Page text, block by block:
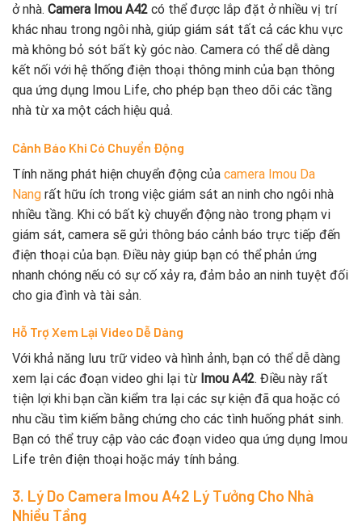
ở nhà. Camera Imou A42 có thể được lắp đặt ở nhiều vị trí
khác nhau trong ngôi nhà, giúp giám sát tất cả các khu vực
mà không bỏ sót bất kỳ góc nào. Camera có thể dễ dàng
kết nối với hệ thống điện thoại thông minh của bạn thông
qua ứng dụng Imou Life, cho phép bạn theo dõi các tầng
nhà từ xa một cách hiệu quả.
Cảnh Báo Khi Có Chuyển Động
Tính năng phát hiện chuyển động của camera Imou Da
Nang rất hữu ích trong việc giám sát an ninh cho ngôi nhà
nhiều tầng. Khi có bất kỳ chuyển động nào trong phạm vi
giám sát, camera sẽ gửi thông báo cảnh báo trực tiếp đến
điện thoại của bạn. Điều này giúp bạn có thể phản ứng
nhanh chóng nếu có sự cố xảy ra, đảm bảo an ninh tuyệt đối
cho gia đình và tài sản.
Hỗ Trợ Xem Lại Video Dễ Dàng
Với khả năng lưu trữ video và hình ảnh, bạn có thể dễ dàng
xem lại các đoạn video ghi lại từ Imou A42. Điều này rất
tiện lợi khi bạn cần kiểm tra lại các sự kiện đã qua hoặc có
nhu cầu tìm kiếm bằng chứng cho các tình huống phát sinh.
Bạn có thể truy cập vào các đoạn video qua ứng dụng Imou
Life trên điện thoại hoặc máy tính bảng.
3. Lý Do Camera Imou A42 Lý Tưởng Cho Nhà
Nhiều Tầng